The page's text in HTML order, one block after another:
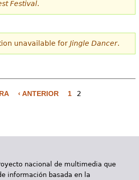
Festival.
unavailable for Jingle Dancer.
‹ ANTERIOR 1 2
nacional de multimedia que
información basada en la